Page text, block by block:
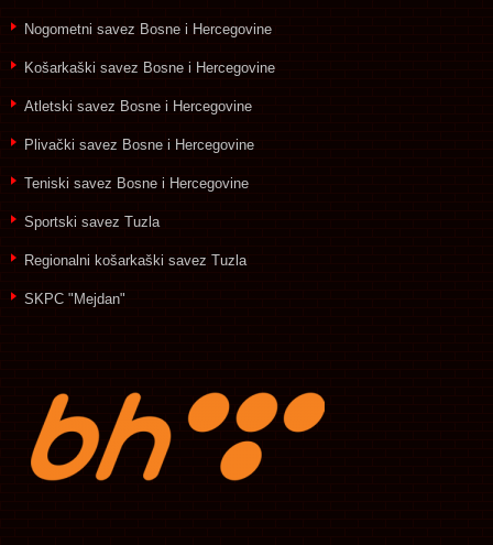
Nogometni savez Bosne i Hercegovine
Košarkaški savez Bosne i Hercegovine
Atletski savez Bosne i Hercegovine
Plivački savez Bosne i Hercegovine
Teniski savez Bosne i Hercegovine
Sportski savez Tuzla
Regionalni košarkaški savez Tuzla
SKPC "Mejdan"